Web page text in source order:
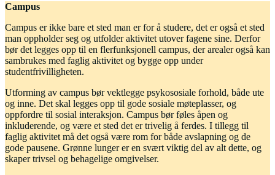
Campus
Campus er ikke bare et sted man er for å studere, det er også et sted
man oppholder seg og utfolder aktivitet utover fagene sine. Derfor
bør det legges opp til en flerfunksjonell campus, der arealer også kan
sambrukes med faglig aktivitet og bygge opp under
studentfrivilligheten.
Utforming av campus bør vektlegge psykososiale forhold, både ute
og inne. Det skal legges opp til gode sosiale møteplasser, og
oppfordre til sosial interaksjon. Campus bør føles åpen og
inkluderende, og være et sted det er trivelig å ferdes. I tillegg til
faglig aktivitet må det også være rom for både avslapning og de
gode pausene. Grønne lunger er en svært viktig del av alt dette, og
skaper trivsel og behagelige omgivelser.